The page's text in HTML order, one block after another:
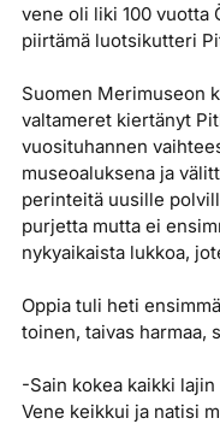
vene oli liki 100 vuotta
piirtämä luotsikutteri
Suomen Merimuseon
valtameret kiertänyt
vuosituhannen
museoaluksena ja
perinteitä uusille
purjetta mutta ei
nykyaikaista lukkoa,
Oppia tuli heti
toinen, taivas harmaa,
-Sain kokea kaikki
Vene keikkui ja natisi